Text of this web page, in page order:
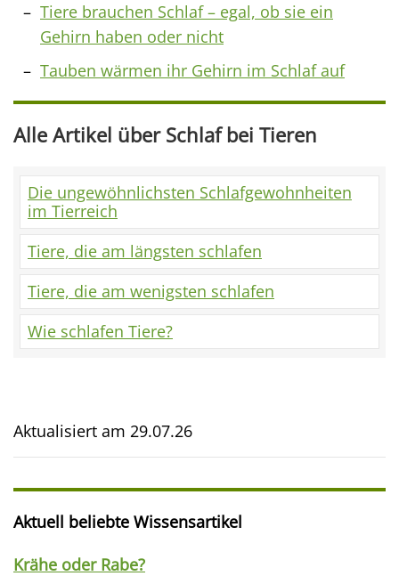
Tiere brauchen Schlaf – egal, ob sie ein
Gehirn haben oder nicht
Tauben wärmen ihr Gehirn im Schlaf auf
Alle Artikel über Schlaf bei Tieren
Die ungewöhnlichsten Schlafgewohnheiten
im Tierreich
Tiere, die am längsten schlafen
Tiere, die am wenigsten schlafen
Wie schlafen Tiere?
Aktualisiert am 29.07.26
Aktuell beliebte Wissensartikel
Krähe oder Rabe?